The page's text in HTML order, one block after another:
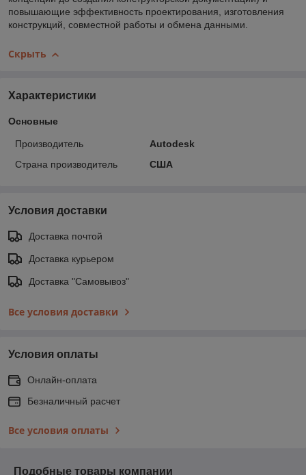
повышающие эффективность проектирования, изготовления
конструкций, совместной работы и обмена данными.
Скрыть
Характеристики
Основные
Производитель
Autodesk
Страна производитель
США
Условия доставки
Доставка почтой
Доставка курьером
Доставка "Самовывоз"
Все условия доставки
Условия оплаты
Онлайн-оплата
Безналичный расчет
Все условия оплаты
Подобные товары компании